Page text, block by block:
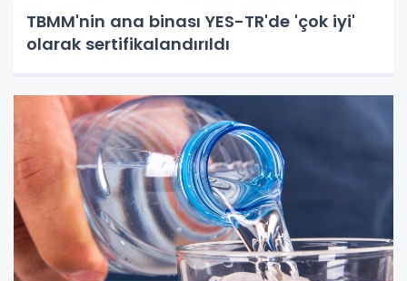
TBMM'nin ana binası YES-TR'de 'çok iyi'
olarak sertifikalandırıldı